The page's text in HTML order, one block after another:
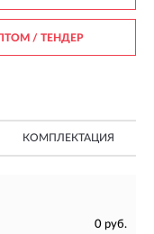
/ ТЕНДЕР
КОМПЛЕКТАЦИЯ
0 руб.